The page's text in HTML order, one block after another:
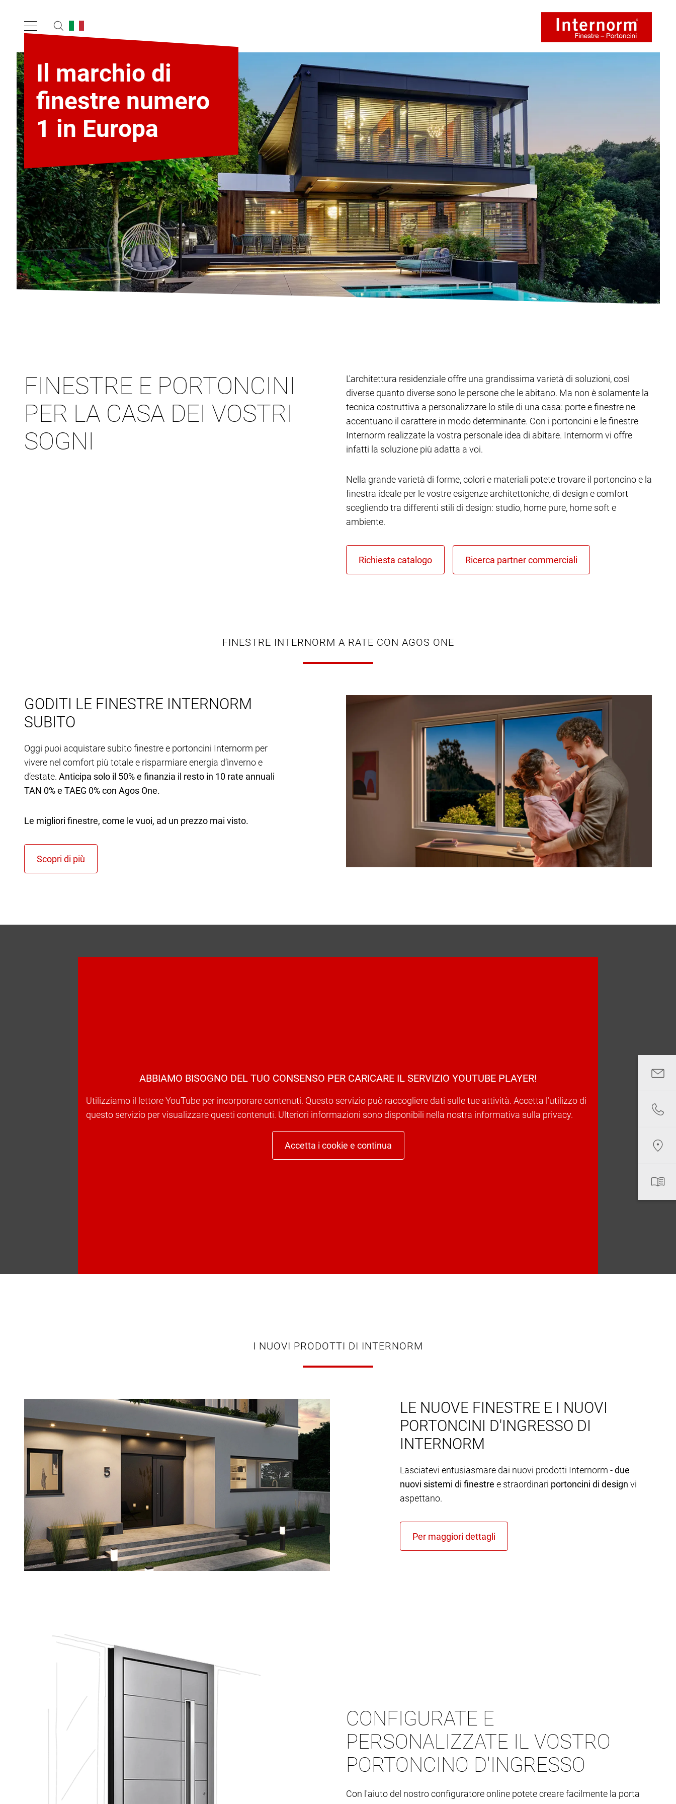
Il marchio di
finestre numero
1 in Europa
FINESTRE E PORTONCINI
PER LA CASA DEI VOSTRI
SOGNI
L'architettura residenziale offre una grandissima varietà di soluzioni, così
diverse quanto diverse sono le persone che le abitano. Ma non è solamente la
tecnica costruttiva a personalizzare lo stile di una casa: porte e finestre ne
accentuano il carattere in modo determinante. Con i portoncini e le finestre
Internorm realizzate la vostra personale idea di abitare. Internorm vi offre
infatti la soluzione più adatta a voi.
Nella grande varietà di forme, colori e materiali potete trovare il portoncino e la
finestra ideale per le vostre esigenze architettoniche, di design e comfort
scegliendo tra differenti stili di design: studio, home pure, home soft e
ambiente.
FINESTRE INTERNORM A RATE CON AGOS ONE
GODITI LE FINESTRE INTERNORM
SUBITO
Oggi puoi acquistare subito finestre e portoncini Internorm per
vivere nel comfort più totale e risparmiare energia d‘inverno e
d‘estate. Anticipa solo il 50% e finanzia il resto in 10 rate annuali
TAN 0% e TAEG 0% con Agos One.
Le migliori finestre, come le vuoi, ad un prezzo mai visto.
ABBIAMO BISOGNO DEL TUO CONSENSO PER CARICARE IL SERVIZIO YOUTUBE PLAYER!
Utilizziamo il lettore YouTube per incorporare contenuti. Questo servizio può raccogliere dati sulle tue attività. Accetta l’utilizzo di
questo servizio per visualizzare questi contenuti. Ulteriori informazioni sono disponibili nella nostra informativa sulla privacy.
Accetta i cookie e continua
I NUOVI PRODOTTI DI INTERNORM
LE NUOVE FINESTRE E I NUOVI
PORTONCINI D'INGRESSO DI
INTERNORM
Lasciatevi entusiasmare dai nuovi prodotti Internorm -due
nuovi sistemi di finestre e straordinari portoncini di design vi
aspettano.
CONFIGURATE E
PERSONALIZZATE IL VOSTRO
PORTONCINO D'INGRESSO
Con l'aiuto del nostro configuratore online potete creare facilmente la porta